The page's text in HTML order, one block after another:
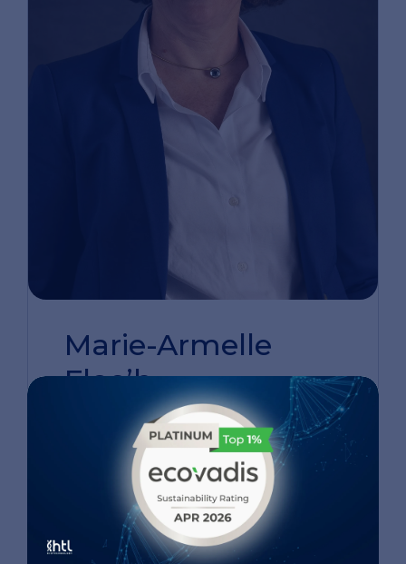
Marie-Armelle
Floc’h
Directrice de la qualité et de la
conformité